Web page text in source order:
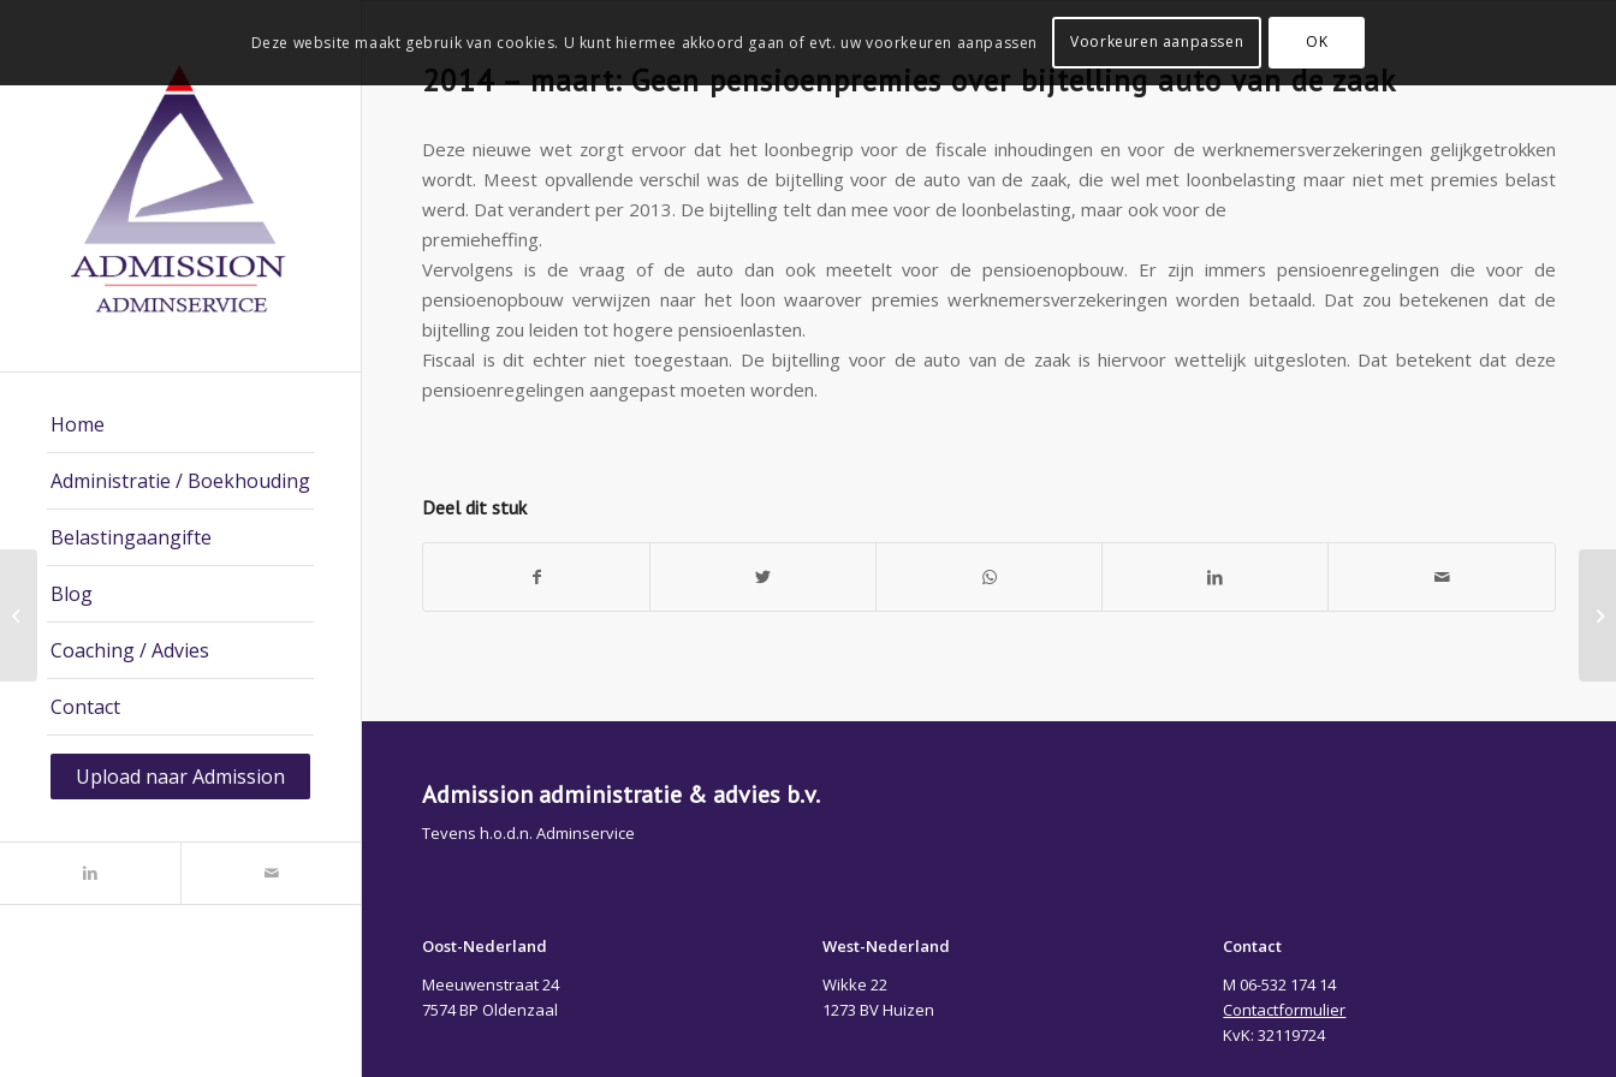
Home
Administratie / Boekhouding
Belastingaangifte
Blog
Coaching / Advies
Contact
Upload naar Admission
2014 – maart: Geen pensioenpremies over bijtelling auto van de zaak
Deze nieuwe wet zorgt ervoor dat het loonbegrip voor de fiscale inhoudingen en voor de werknemersverzekeringen gelijkgetrokken
wordt. Meest opvallende verschil was de bijtelling voor de auto van de zaak, die wel met loonbelasting maar niet met premies belast
werd. Dat verandert per 2013. De bijtelling telt dan mee voor de loonbelasting, maar ook voor de
premieheffing.
Vervolgens is de vraag of de auto dan ook meetelt voor de pensioenopbouw. Er zijn immers pensioenregelingen die voor de
pensioenopbouw verwijzen naar het loon waarover premies werknemersverzekeringen worden betaald. Dat zou betekenen dat de
bijtelling zou leiden tot hogere pensioenlasten.
Fiscaal is dit echter niet toegestaan. De bijtelling voor de auto van de zaak is hiervoor wettelijk uitgesloten. Dat betekent dat deze
pensioenregelingen aangepast moeten worden.
Deel dit stuk
Admission administratie & advies b.v.
Tevens h.o.d.n. Adminservice
Oost-Nederland
Meeuwenstraat 24
7574 BP Oldenzaal
West-Nederland
Wikke 22
1273 BV Huizen
Contact
M 06-532 174 14
Contactformulier
KvK: 32119724
2014 – februari: Wijziging KvK inzake
organisatie en werkwijze(s) –...
Deze website maakt gebruik van cookies. U kunt hiermee akkoord gaan of evt. uw voorkeuren aanpassen Voorkeuren aanpassen OK